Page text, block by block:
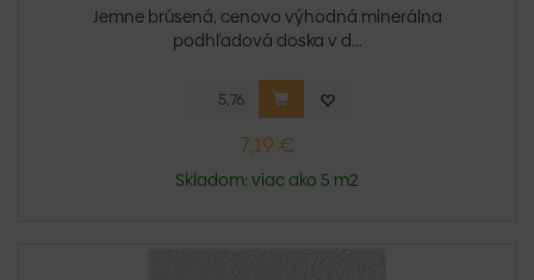
Jemne brúsená, cenovo výhodná minerálna
podhľadová doska v d...
7,19 €
Skladom: viac ako 5 m2